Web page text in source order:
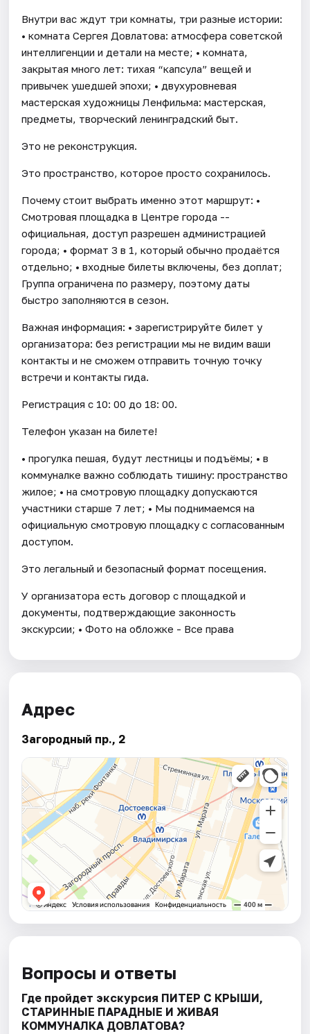
Внутри вас ждут три комнаты, три разные истории:
• комната Сергея Довлатова: атмосфера советской
интеллигенции и детали на месте; • комната,
закрытая много лет: тихая “капсула” вещей и
привычек ушедшей эпохи; • двухуровневая
мастерская художницы Ленфильма: мастерская,
предметы, творческий ленинградский быт.
Это не реконструкция.
Это пространство, которое просто сохранилось.
Почему стоит выбрать именно этот маршрут: •
Смотровая площадка в Центре города --
официальная, доступ разрешен администрацией
города; • формат 3 в 1, который обычно продаётся
отдельно; • входные билеты включены, без доплат;
Группа ограничена по размеру, поэтому даты
быстро заполняются в сезон.
Важная информация: • зарегистрируйте билет у
организатора: без регистрации мы не видим ваши
контакты и не сможем отправить точную точку
встречи и контакты гида.
Регистрация с 10: 00 до 18: 00.
Телефон указан на билете!
• прогулка пешая, будут лестницы и подъёмы; • в
коммуналке важно соблюдать тишину: пространство
жилое; • на смотровую площадку допускаются
участники старше 7 лет; • Мы поднимаемся на
официальную смотровую площадку с согласованным
доступом.
Это легальный и безопасный формат посещения.
У организатора есть договор с площадкой и
документы, подтверждающие законность
экскурсии; • Фото на обложке - Все права
Адрес
Загородный пр., 2
Вопросы и ответы
Где пройдет экскурсия ПИТЕР С КРЫШИ,
СТАРИННЫЕ ПАРАДНЫЕ И ЖИВАЯ
КОММУНАЛКА ДОВЛАТОВА?